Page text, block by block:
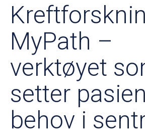
MyPath –
verktøyet
setter
behov i